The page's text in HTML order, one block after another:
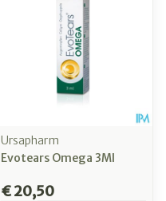
Ursapharm
Evotears Omega 3Ml
€ 20,50